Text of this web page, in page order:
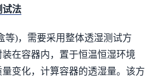
试法
等)，需要采用整体透湿测试方
在容器内，置于恒温恒湿环境
变化，计算容器的透湿量。该方